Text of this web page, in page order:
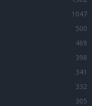
1047
500
469
398
341
332
305